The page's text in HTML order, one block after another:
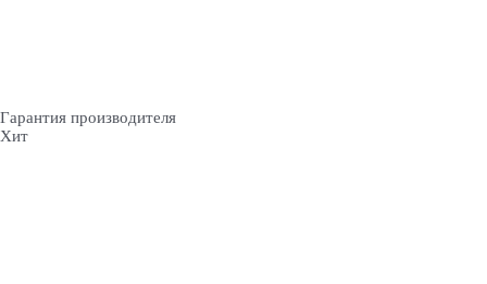
Гарантия производителя
Хит